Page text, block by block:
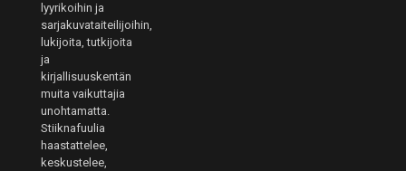
lyyrikoihin ja
sarjakuvataiteilijoihin,
lukijoita, tutkijoita
ja
kirjallisuuskentän
muita vaikuttajia
unohtamatta.
Stiiknafuulia
haastattelee,
keskustelee,